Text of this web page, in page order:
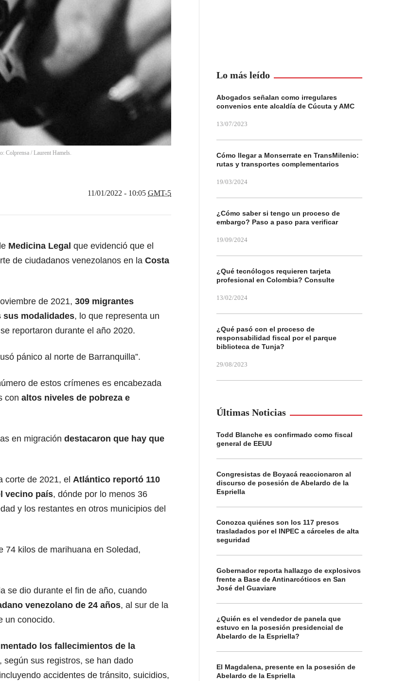
Colprensa / Laurent Hamels.
11/01/2022 - 10:05 GMT-5
Medicina Legal que evidenció que el
de ciudadanos venezolanos en la Costa
de 2021, 309 migrantes
sus modalidades, lo que representa un
reportaron durante el año 2020.
pánico al norte de Barranquilla”.
de estos crímenes es encabezada
con altos niveles de pobreza e
en migración destacaron que hay que
corte de 2021, el Atlántico reportó 110
vecino país, dónde por lo menos 36
y los restantes en otros municipios del
74 kilos de marihuana en Soledad,
se dio durante el fin de año, cuando
venezolano de 24 años, al sur de la
un conocido.
los fallecimientos de la
según sus registros, se han dado
accidentes de tránsito, suicidios,
Lo más leído
Abogados señalan como irregulares
convenios ente alcaldía de Cúcuta y AMC
13/07/2023
Cómo llegar a Monserrate en TransMilenio:
rutas y transportes complementarios
19/03/2024
¿Cómo saber si tengo un proceso de
embargo? Paso a paso para verificar
19/09/2024
¿Qué tecnólogos requieren tarjeta
profesional en Colombia? Consulte
13/02/2024
¿Qué pasó con el proceso de
responsabilidad fiscal por el parque
biblioteca de Tunja?
29/08/2023
Últimas Noticias
Todd Blanche es confirmado como fiscal
general de EEUU
Congresistas de Boyacá reaccionaron al
discurso de posesión de Abelardo de la
Espriella
Conozca quiénes son los 117 presos
trasladados por el INPEC a cárceles de alta
seguridad
Gobernador reporta hallazgo de explosivos
frente a Base de Antinarcóticos en San
José del Guaviare
¿Quién es el vendedor de panela que
estuvo en la posesión presidencial de
Abelardo de la Espriella?
El Magdalena, presente en la posesión de
Abelardo de la Espriella